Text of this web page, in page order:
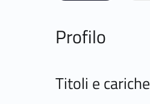
Profilo
Titoli e cariche